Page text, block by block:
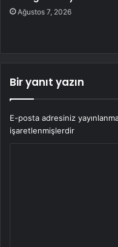
Ağustos 7, 2026
Bir yanıt yazın
E-posta adresiniz
işaretlenmişlerdir